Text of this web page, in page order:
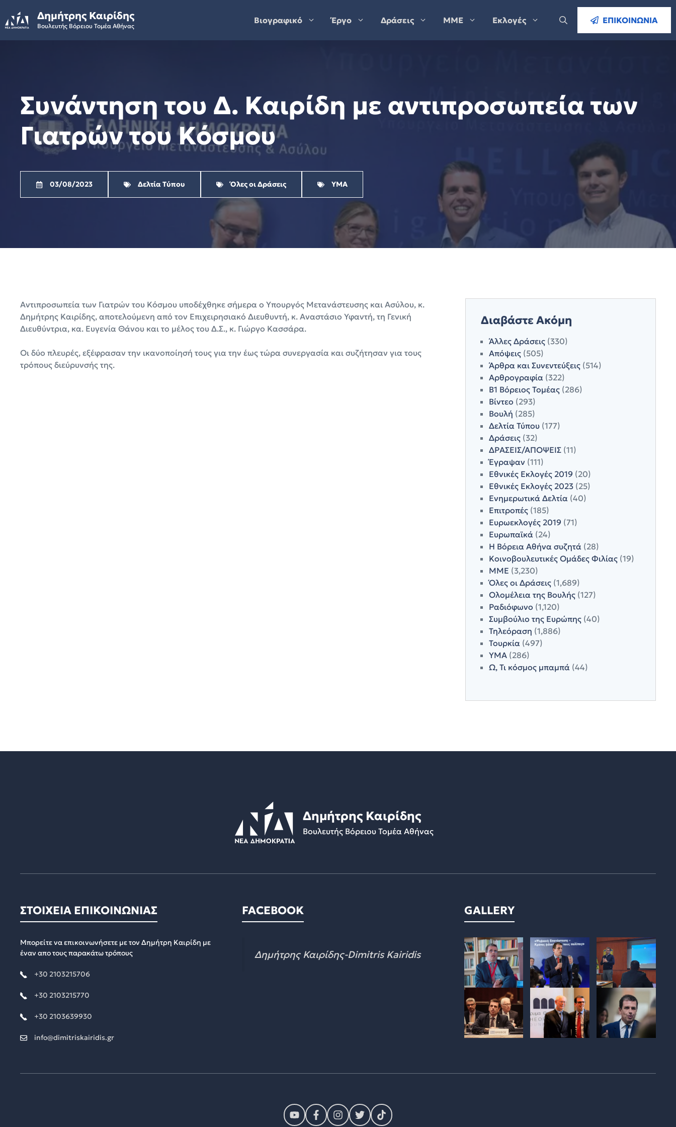
to
content
Δημήτρης Καιρίδης
Βουλευτής Βόρειου Τομέα Αθήνας
Βιογραφικό Έργο Δράσεις ΜΜΕ Εκλογές ΕΠΙΚΟΙΝΩΝΙΑ
Συνάντηση του Δ. Καιρίδη με αντιπροσωπεία των
Γιατρών του Κόσμου
03/08/2023 Δελτία Τύπου Όλες οι Δράσεις ΥΜΑ
Αντιπροσωπεία των Γιατρών του Κόσμου υποδέχθηκε σήμερα ο Υπουργός Μετανάστευσης και Ασύλου, κ.
Δημήτρης Καιρίδης, αποτελούμενη από τον Επιχειρησιακό Διευθυντή, κ. Αναστάσιο Υφαντή, τη Γενική
Διευθύντρια, κα. Ευγενία Θάνου και το μέλος του Δ.Σ., κ. Γιώργο Κασσάρα.
Οι δύο πλευρές, εξέφρασαν την ικανοποίησή τους για την έως τώρα συνεργασία και συζήτησαν για τους
τρόπους διεύρυνσής της.
Διαβάστε Ακόμη
Άλλες Δράσεις(330)
Απόψεις(505)
Άρθρα και Συνεντεύξεις(514)
Αρθρογραφία(322)
Β1 Βόρειος Τομέας(286)
Βίντεο (293)
Βουλή (285)
Δελτία Τύπου(177)
Δράσεις(32)
ΔΡΑΣΕΙΣ/ΑΠΟΨΕΙΣ(11)
Έγραψαν (111)
Εθνικές Εκλογές 2019 (20)
Εθνικές Εκλογές 2023(25)
Ενημερωτικά Δελτία(40)
Επιτροπές(185)
Ευρωεκλογές 2019 (71)
Ευρωπαϊκά(24)
Η Βόρεια Αθήνα συζητά(28)
Κοινοβουλευτικές Ομάδες Φιλίας(19)
ΜΜΕ (3,230)
Όλες οι Δράσεις(1,689)
Ολομέλεια της Βουλής(127)
Ραδιόφωνο (1,120)
Συμβούλιο της Ευρώπης(40)
Τηλεόραση (1,886)
Τουρκία(497)
ΥΜΑ(286)
Ω, Τι κόσμος μπαμπά(44)
Δημήτρης Καιρίδης
Βουλευτής Βόρειου Τομέα Αθήνας
ΣΤΟΙΧΕΙΑ ΕΠΙΚΟΙΝΩΝΙΑΣ
Μπορείτε να επικοινωνήσετε με τον Δημήτρη Καιρίδη με
έναν απο τους παρακάτω τρόπους
+30 2103215706
+30 2103215770
+30 2103639930
info@dimitriskairidis.gr
FACEBOOK
Δημήτρης Καιρίδης-Dimitris Kairidis
GALLERY